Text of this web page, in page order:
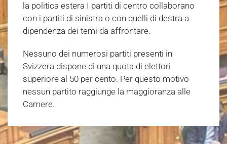
la politica estera I partiti di centro collaborano
con i partiti di sinistra o con quelli di destra a
dipendenza dei temi da affrontare.
Nessuno dei numerosi partiti presenti in
Svizzera dispone di una quota di elettori
superiore al 50 per cento. Per questo motivo
nessun partito raggiunge la maggioranza alle
Camere.